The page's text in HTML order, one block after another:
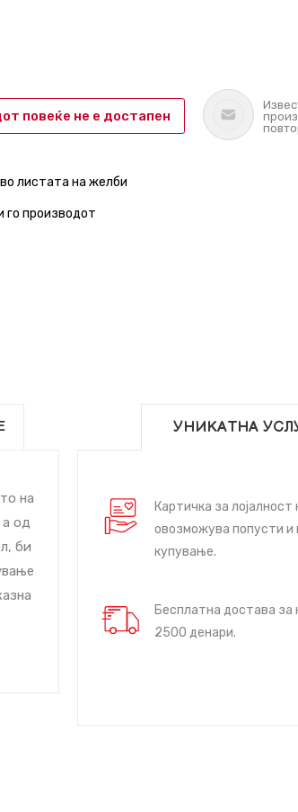
повеќе не е достапен
во листата на желби
го производот
на
а од
би
УНИКАТНА
Картичка за лојалност
овозможува попусти и
купување.
Бесплатна достава за
2500 денари.